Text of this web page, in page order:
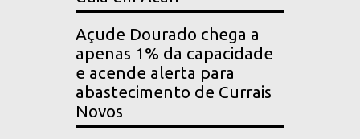
Açude Dourado chega a
apenas 1% da capacidade
e acende alerta para
abastecimento de Currais
Novos